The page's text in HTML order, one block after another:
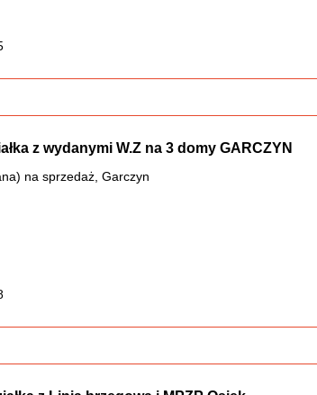
z wydanymi W.Z na 3 domy GARCZYN
na sprzedaż, Garczyn